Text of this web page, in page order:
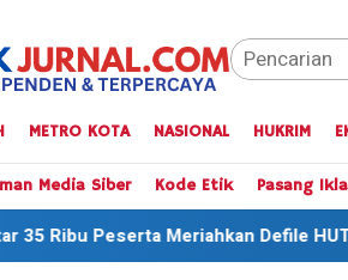
METRO KOTA NASIONAL HUKRIM
Media Siber Kode Etik Pasang
Defile HUT RI ke-81 di Konawe